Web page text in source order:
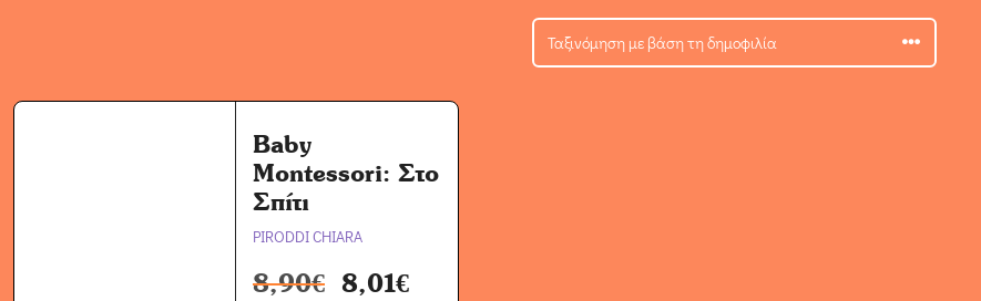
Baby
Montessori: Στο
Σπίτι
PIRODDI CHIARA
8,90€ 8,01€